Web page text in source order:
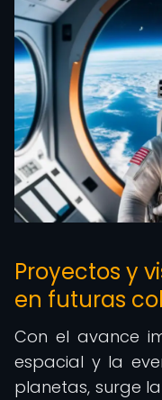
Proyectos y
en futuras
Con el avance
espacial y la
planetas, surge